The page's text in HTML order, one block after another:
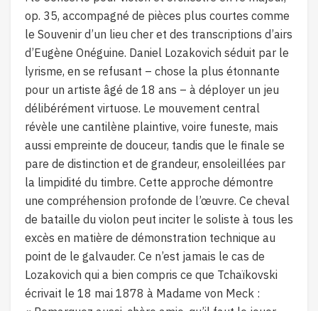
op. 35, accompagné de pièces plus courtes comme
le Souvenir d’un lieu cher et des transcriptions d’airs
d’Eugène Onéguine. Daniel Lozakovich séduit par le
lyrisme, en se refusant – chose la plus étonnante
pour un artiste âgé de 18 ans – à déployer un jeu
délibérément virtuose. Le mouvement central
révèle une cantilène plaintive, voire funeste, mais
aussi empreinte de douceur, tandis que le finale se
pare de distinction et de grandeur, ensoleillées par
la limpidité du timbre. Cette approche démontre
une compréhension profonde de l’œuvre. Ce cheval
de bataille du violon peut inciter le soliste à tous les
excès en matière de démonstration technique au
point de le galvauder. Ce n’est jamais le cas de
Lozakovich qui a bien compris ce que Tchaïkovski
écrivait le 18 mai 1878 à Madame von Meck :